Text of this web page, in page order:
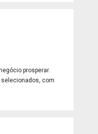
prosperar.
com